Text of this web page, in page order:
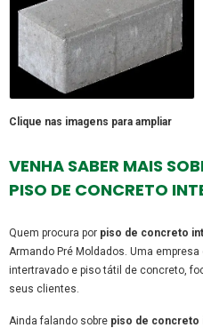
Clique nas imagens para ampliar
VENHA SABER MAIS
PISO DE CONCRETO
Quem procura por piso de concreto
Armando Pré Moldados. Uma
intertravado e piso tátil de concreto,
seus clientes.
Ainda falando sobre piso de concreto